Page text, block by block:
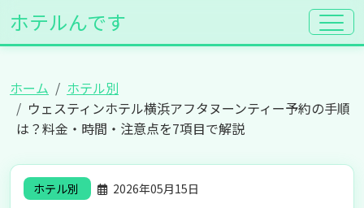
ホテルんです
ホーム
ホテル別
ウェスティンホテル横浜アフタヌーンティー予約の手順
は？料金・時間・注意点を7項目で解説
ホテル別 2026年05月15日